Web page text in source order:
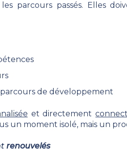
parcours passés. Elles
de développement
et directement
un moment isolé, mais un
renouvelés